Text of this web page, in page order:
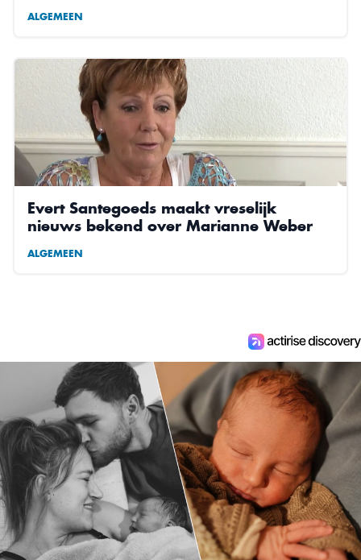
ALGEMEEN
Evert Santegoeds maakt vreselijk
nieuws bekend over Marianne Weber
ALGEMEEN